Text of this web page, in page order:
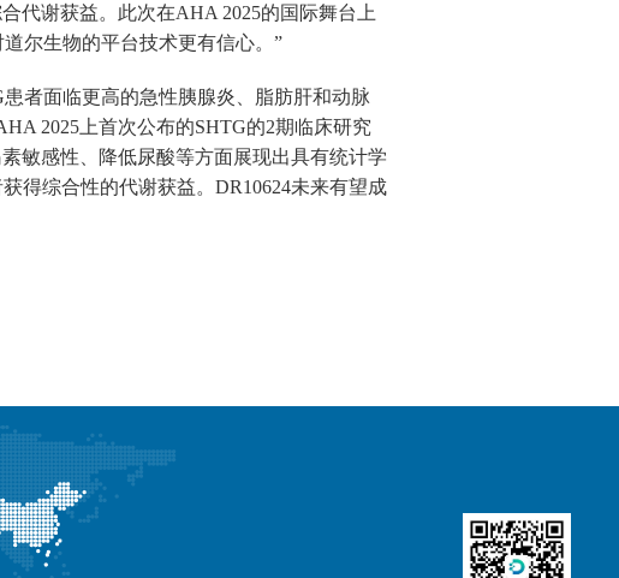
代谢获益。此次在AHA 2025的国际舞台上
尔生物的平台技术更有信心。”
者面临更高的急性胰腺炎、脂肪肝和动脉
2025上首次公布的SHTG的2期临床研究
敏感性、降低尿酸等方面展现出具有统计学
得综合性的代谢获益。DR10624未来有望成